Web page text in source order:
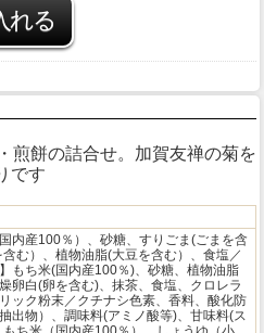
煎餅の詰合せ。加賀友禅の菊を
です
内産100％）、砂糖、すりごま(ごまを含
む）、植物油脂(大豆を含む）、食塩／
もち米(国内産100％)、砂糖、植物油脂
卵白(卵を含む)、抹茶、食塩、クロレラ
ック粉末／クチナシ色素、香料、酸化防
出物）、調味料(アミノ酸等)、甘味料(ス